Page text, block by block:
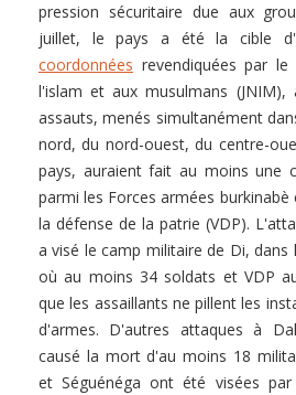
pression sécuritaire due aux
juillet, le pays a été la cible
coordonnées revendiquées par
l'islam et aux musulmans (JNIM),
assauts, menés simultanément
nord, du nord-ouest, du centre-
pays, auraient fait au moins une
parmi les Forces armées
la défense de la patrie (VDP).
a visé le camp militaire de Di, dans
où au moins 34 soldats et VDP
que les assaillants ne pillent les
d'armes. D'autres attaques à
causé la mort d'au moins 18
et Séguénéga ont été visées